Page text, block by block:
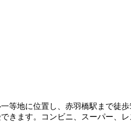
等地に位置し、赤羽橋駅まで徒
きます。コンビニ、スーパー、